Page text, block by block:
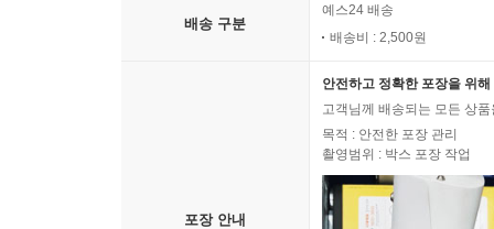
배송 구분
예스24 배송
배송비 : 2,500원
포장 안내
안전하고 정확한 포장을 위
고객님께 배송되는 모든 상
목적 : 안전한 포장 관리
촬영범위 : 박스 포장 작업